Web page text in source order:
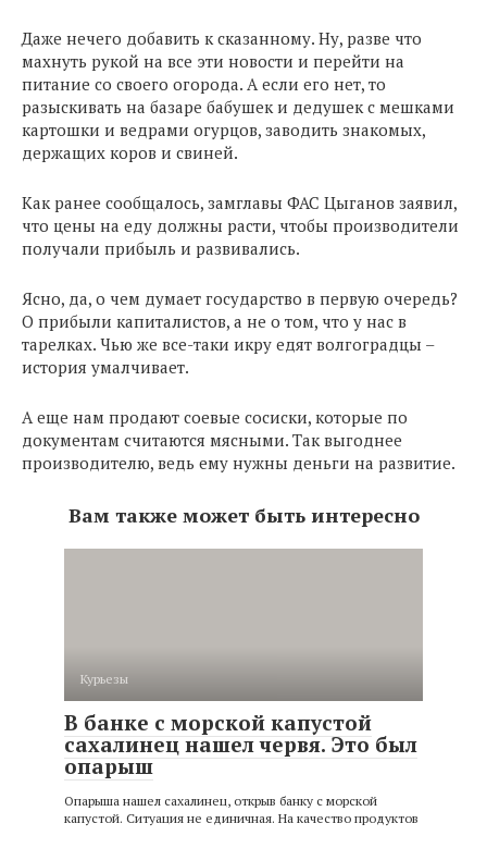
Даже нечего добавить к сказанному. Ну, разве что
махнуть рукой на все эти новости и перейти на
питание со своего огорода. А если его нет, то
разыскивать на базаре бабушек и дедушек с мешками
картошки и ведрами огурцов, заводить знакомых,
держащих коров и свиней.
Как ранее сообщалось, замглавы ФАС Цыганов заявил,
что цены на еду должны расти, чтобы производители
получали прибыль и развивались.
Ясно, да, о чем думает государство в первую очередь?
О прибыли капиталистов, а не о том, что у нас в
тарелках. Чью же все-таки икру едят волгоградцы –
история умалчивает.
А еще нам продают соевые сосиски, которые по
документам считаются мясными. Так выгоднее
производителю, ведь ему нужны деньги на развитие.
Вам также может быть интересно
Курьезы
В банке с морской капустой
сахалинец нашел червя. Это был
опарыш
Опарыша нашел сахалинец, открыв банку с морской
капустой. Ситуация не единичная. На качество продуктов